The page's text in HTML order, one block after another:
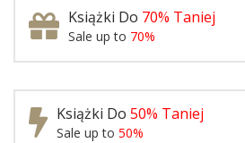
Książki Do 70% Taniej
Sale up to 70%
Książki Do 50% Taniej
Sale up to 50%